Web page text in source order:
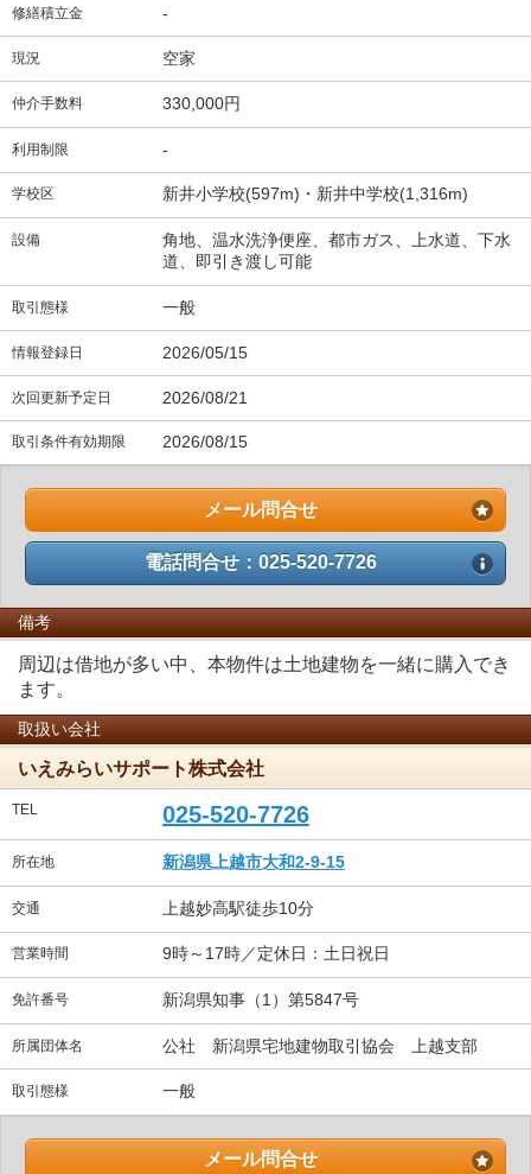
修繕積立金 -
現況 空家
仲介手数料 330,000円
利用制限 -
学校区 新井小学校(597m)・新井中学校(1,316m)
設備
角地、温水洗浄便座、都市ガス、上水道、下水
道、即引き渡し可能
取引態様 一般
情報登録日 2026/05/15
次回更新予定日 2026/08/21
取引条件有効期限 2026/08/15
メール問合せ
電話問合せ：025-520-7726
備考
周辺は借地が多い中、本物件は土地建物を一緒に購入でき
ます。
取扱い会社
いえみらいサポート株式会社
TEL 025-520-7726
所在地 新潟県上越市大和2-9-15
交通 上越妙高駅徒歩10分
営業時間 9時～17時／定休日：土日祝日
免許番号 新潟県知事（1）第5847号
所属団体名 公社 新潟県宅地建物取引協会 上越支部
取引態様 一般
メール問合せ